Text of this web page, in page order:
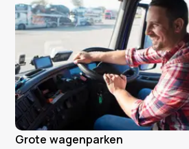
Grote wagenparken